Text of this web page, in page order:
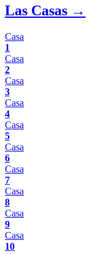
Las Casas →
Casa
1
Casa
2
Casa
3
Casa
4
Casa
5
Casa
6
Casa
7
Casa
8
Casa
9
Casa
10